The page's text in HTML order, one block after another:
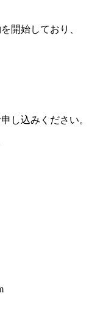
開始しており、
し込みください。